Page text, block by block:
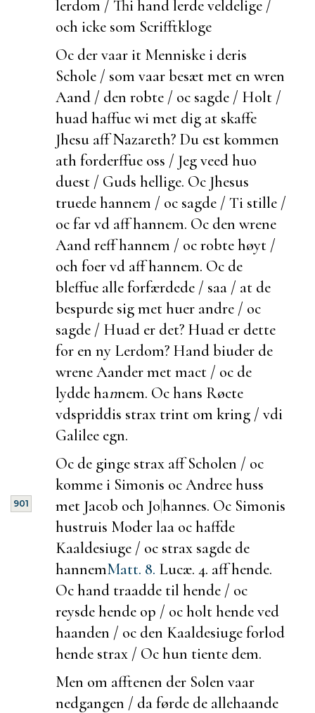
lerdom / Thi hand lerde veldelige /
och icke som Scrifftkloge
Oc der vaar it Menniske i deris
Schole / som vaar besæt met en wren
Aand / den robte / oc sagde / Holt /
huad haffue wi met dig at skaffe
Jhesu aff Nazareth? Du est kommen
ath forderffue oss / Jeg veed huo
duest / Guds hellige. Oc Jhesus
truede hannem / oc sagde / Ti stille /
oc far vd aff hannem. Oc den wrene
Aand reff hannem / oc robte høyt /
och foer vd aff hannem. Oc de
bleffue alle forfærdede / saa / at de
bespurde sig methuer andre / oc
sagde / Huad er det? Huad er dette
for en ny Lerdom? Hand biuder de
wrene Aander met mact / oc de
lydde hannem. Oc hans Røcte
vdspriddis strax trint om kring / vdi
Galilee egn.
Oc de ginge strax aff Scholen / oc
komme i Simonis oc Andree huss
met Jacob och Jo|
901
hannes. Oc Simonis
hustruis Moder laa oc haffde
Kaaldesiuge / oc strax sagde de
hannemMatt. 8. Lucæ. 4. aff hende.
Oc hand traadde til hende / oc
reysde hende op / oc holt hende ved
haanden / oc den Kaaldesiuge forlod
hende strax / Oc hun tiente dem.
Men om afftenen der Solen vaar
nedgangen / da førde de allehaande